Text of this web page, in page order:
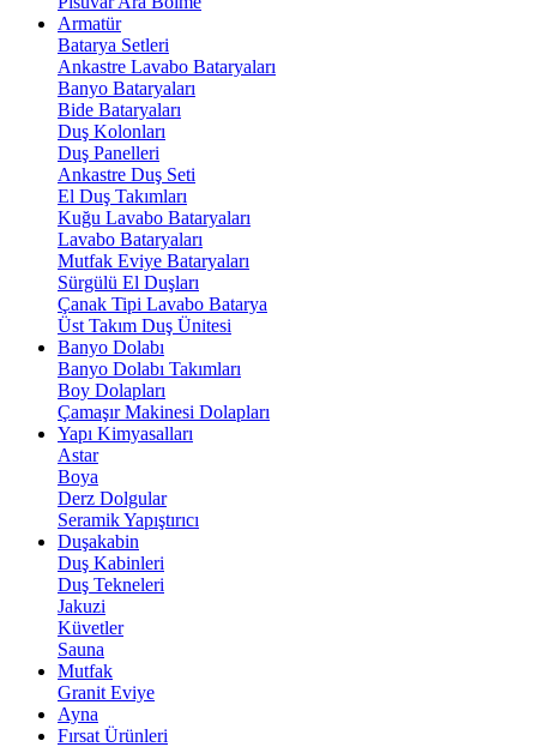
Armatür
Batarya Setleri
Ankastre Lavabo Bataryaları
Banyo Bataryaları
Bide Bataryaları
Duş Kolonları
Duş Panelleri
Ankastre Duş Seti
El Duş Takımları
Kuğu Lavabo Bataryaları
Lavabo Bataryaları
Mutfak Eviye Bataryaları
Sürgülü El Duşları
Çanak Tipi Lavabo Batarya
Üst Takım Duş Ünitesi
Banyo Dolabı
Banyo Dolabı Takımları
Boy Dolapları
Çamaşır Makinesi Dolapları
Yapı Kimyasalları
Astar
Boya
Derz Dolgular
Seramik Yapıştırıcı
Duşakabin
Duş Kabinleri
Duş Tekneleri
Jakuzi
Küvetler
Sauna
Mutfak
Granit Eviye
Ayna
Fırsat Ürünleri